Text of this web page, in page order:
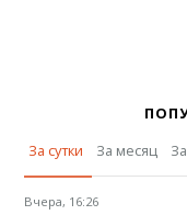
За сутки
За месяц
Вчера, 16:26